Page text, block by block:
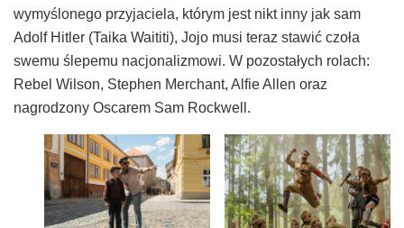
wymyślonego przyjaciela, którym jest nikt inny jak sam
Adolf Hitler (Taika Waititi), Jojo musi teraz stawić czoła
swemu ślepemu nacjonalizmowi. W pozostałych rolach:
Rebel Wilson, Stephen Merchant, Alfie Allen oraz
nagrodzony Oscarem Sam Rockwell.